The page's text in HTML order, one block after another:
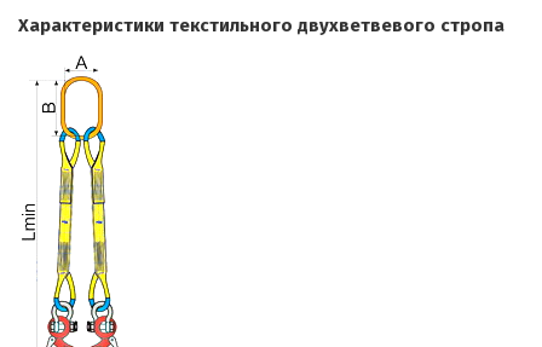
Характеристики текстильного двухветвевого стропа